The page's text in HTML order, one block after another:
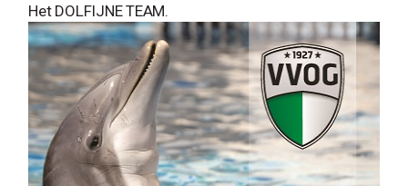
Het DOLFIJNE TEAM.